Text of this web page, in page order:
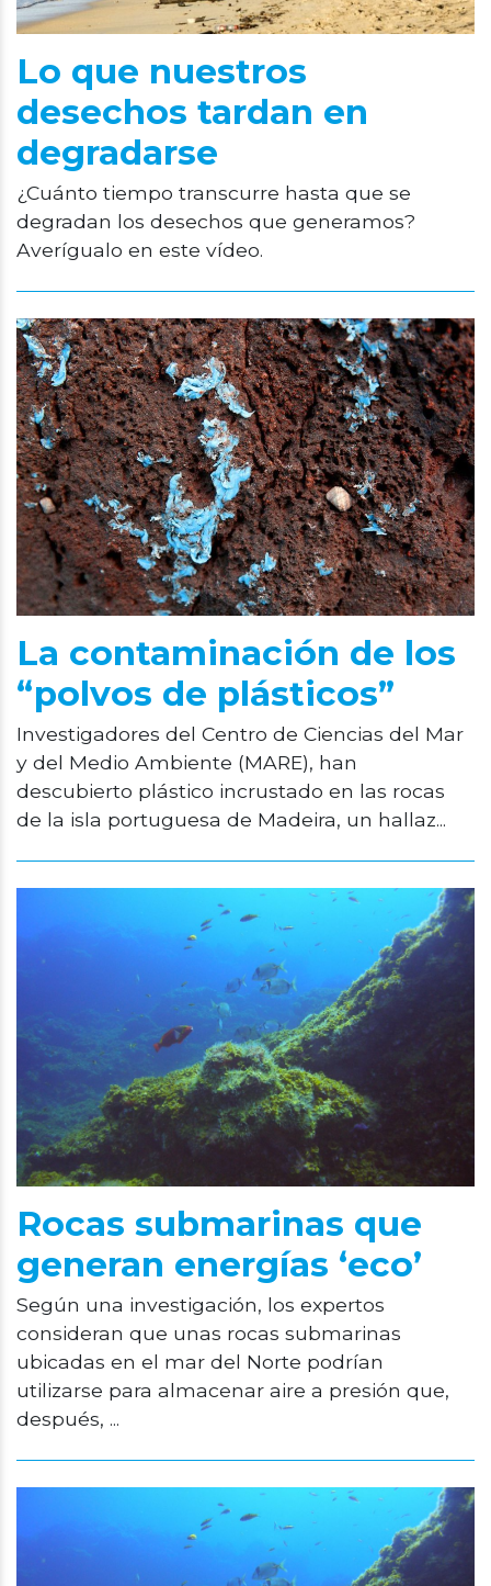
Lo que nuestros
desechos tardan en
degradarse
¿Cuánto tiempo transcurre hasta que se
degradan los desechos que generamos?
Averígualo en este vídeo.
La contaminación de los
“polvos de plásticos”
Investigadores del Centro de Ciencias del Mar
y del Medio Ambiente (MARE), han
descubierto plástico incrustado en las rocas
de la isla portuguesa de Madeira, un hallaz...
Rocas submarinas que
generan energías ‘eco’
Según una investigación, los expertos
consideran que unas rocas submarinas
ubicadas en el mar del Norte podrían
utilizarse para almacenar aire a presión que,
después, ...